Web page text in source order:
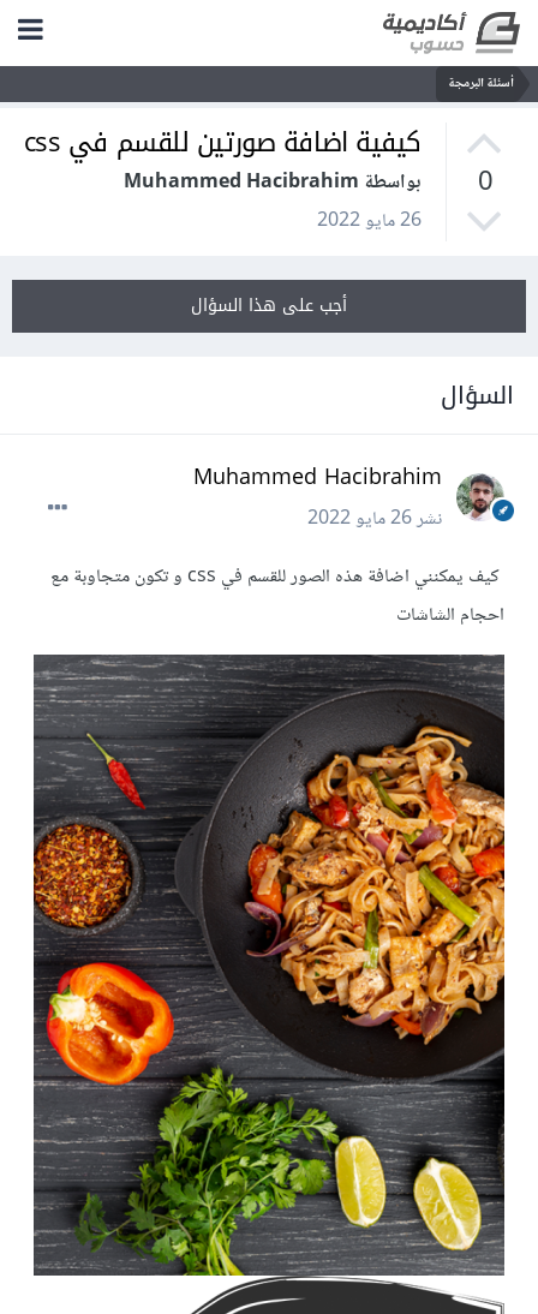
أسئلة البرمجة
0
كيفية اضافة صورتين للقسم في css
بواسطة Muhammed Hacibrahim
26 مايو 2022
أجب على هذا السؤال
السؤال
Muhammed Hacibrahim
نشر26 مايو 2022
كيف يمكنني اضافة هذه الصور للقسم في css و تكون متجاوبة مع
احجام الشاشات